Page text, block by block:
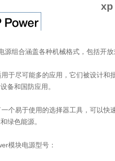
xp
源组合涵盖各种机械格式，包括开
于尽可能多的应用，它们被设计和
备和国防应用。
个易于使用的选择器工具，可以快
绿色能源。
模块电源型号：